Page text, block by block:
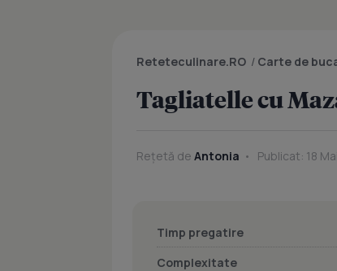
Reteteculinare.RO / Carte de
Tagliatelle cu
Rețetă de Antonia Publicat: 18
Timp pregatire
Complexitate